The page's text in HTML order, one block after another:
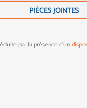
PIÈCES JOINTES
par la présence d'un